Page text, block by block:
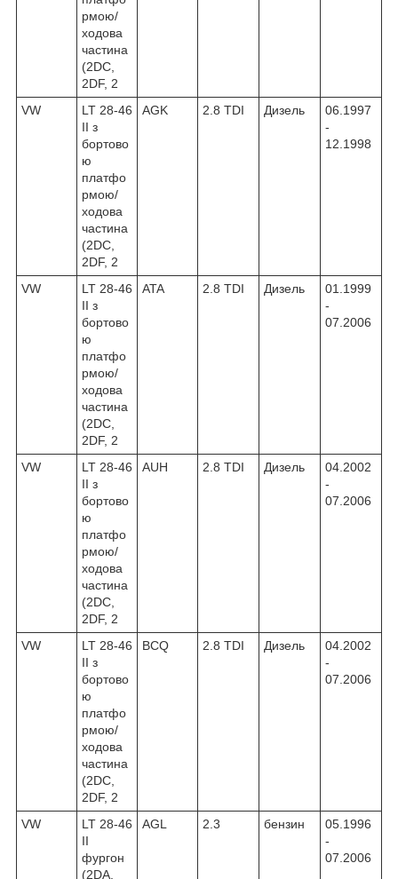
рмою/
ходова
частина
(2DC,
2DF, 2
VW
LT 28-46
II з
бортово
ю
платфо
рмою/
ходова
частина
(2DC,
2DF, 2
AGK 2.8 TDI Дизель
06.1997
-
12.1998
VW
LT 28-46
II з
бортово
ю
платфо
рмою/
ходова
частина
(2DC,
2DF, 2
ATA 2.8 TDI Дизель
01.1999
-
07.2006
VW
LT 28-46
II з
бортово
ю
платфо
рмою/
ходова
частина
(2DC,
2DF, 2
AUH 2.8 TDI Дизель
04.2002
-
07.2006
VW
LT 28-46
II з
бортово
ю
платфо
рмою/
ходова
частина
(2DC,
2DF, 2
BCQ 2.8 TDI Дизель
04.2002
-
07.2006
VW
LT 28-46
II
фургон
(2DA,
AGL 2.3 бензин
05.1996
-
07.2006